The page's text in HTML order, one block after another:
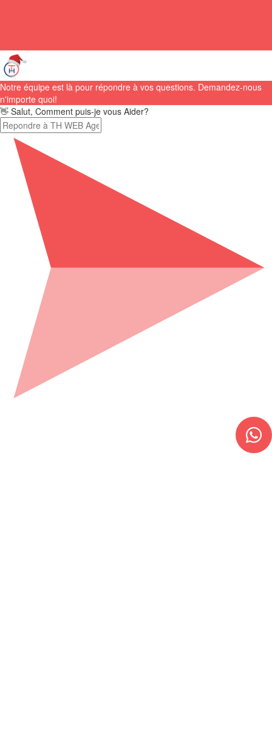
Notre équipe est là pour répondre à vos questions. Demandez-nous
n'importe quoi!
👋 Salut, Comment puis-je vous Aider?